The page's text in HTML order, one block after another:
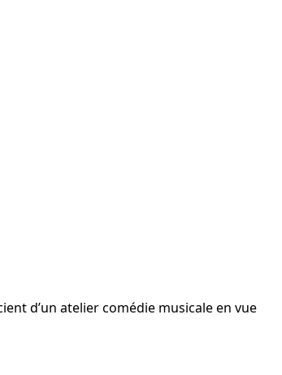
d’un atelier comédie musicale en vue